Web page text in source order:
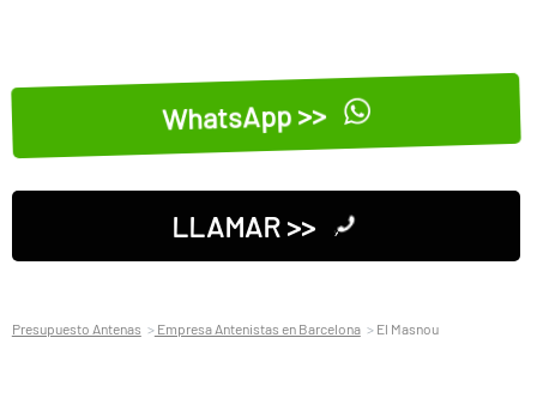
WhatsApp >>
LLAMAR >>
Presupuesto Antenas Empresa Antenistas en Barcelona El Masnou